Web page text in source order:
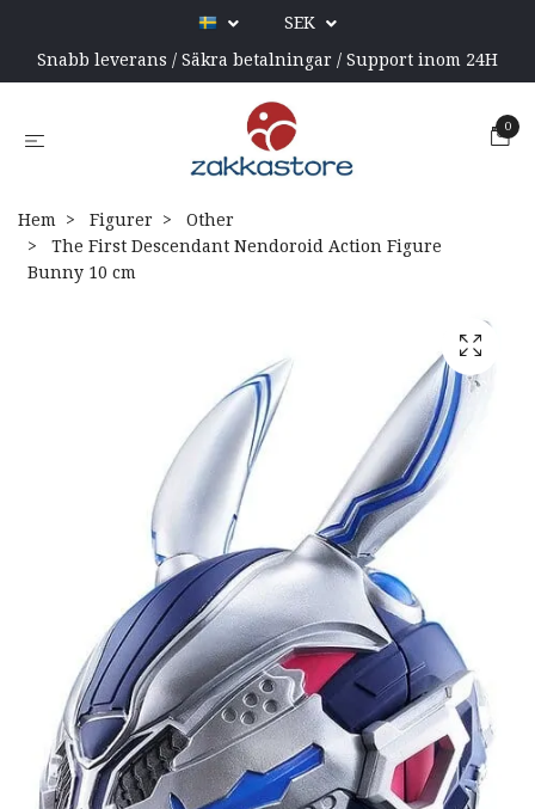
SEK
Snabb leverans / Säkra betalningar / Support inom 24H
0
Hem Figurer
Other
The First Descendant Nendoroid Action Figure
Bunny 10 cm